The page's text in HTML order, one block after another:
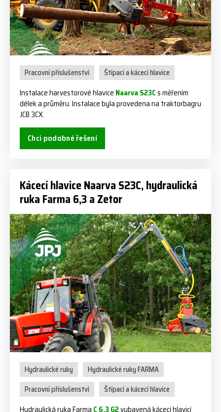
Pracovní příslušenství
Štípací a kácecí hlavice
Instalace harvestorové hlavice Naarva S23Cs měřením
délek a průměru. Instalace byla provedena na traktorbagru
JCB 3CX.
Chci podobné řešení
Kácecí hlavice Naarva S23C, hydraulická
ruka Farma 6,3 a Zetor
Hydraulické ruky
Hydraulické ruky FARMA
Pracovní příslušenství
Štípací a kácecí hlavice